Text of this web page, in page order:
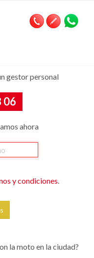
gestor personal
06
ahora
y condiciones.
la moto en la ciudad?